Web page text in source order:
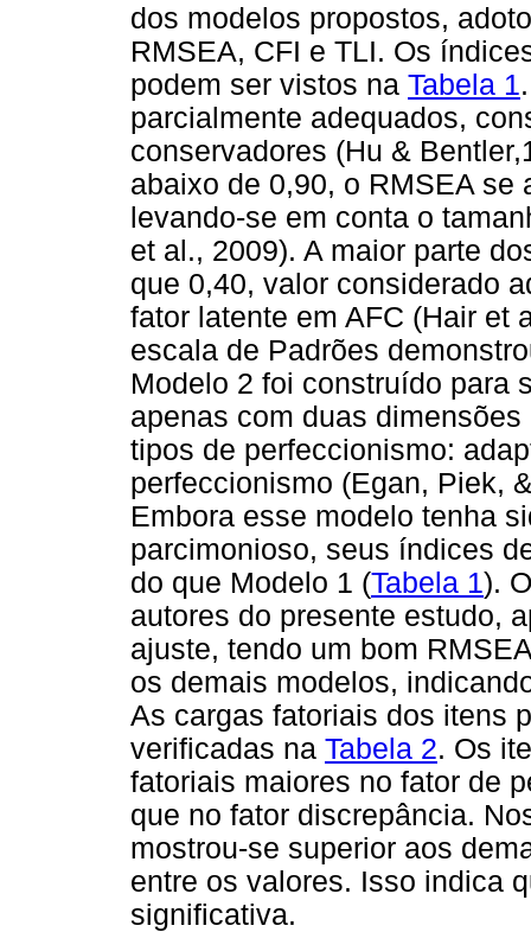
dos modelos propostos,
RMSEA, CFI e TLI. Os
podem ser vistos na Tabela 1
parcialmente adequados,
conservadores (Hu &
abaixo de 0,90, o RMSEA se
levando-se em conta o
et al., 2009). A maior parte
que 0,40, valor considerado
fator latente em AFC (Hair et
escala de Padrões
Modelo 2 foi construído para
apenas com duas
tipos de perfeccionismo:
perfeccionismo (Egan, Piek,
Embora esse modelo tenha
parcimonioso, seus índices
do que Modelo 1 (Tabela 1).
autores do presente estudo,
ajuste, tendo um bom
os demais modelos,
As cargas fatoriais dos itens
verificadas na Tabela 2. Os
fatoriais maiores no fator de
que no fator discrepância.
mostrou-se superior aos
entre os valores. Isso indica
significativa.